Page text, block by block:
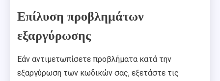
Επίλυση προβλημάτων
εξαργύρωσης
Εάν αντιμετωπίσετε προβλήματα κατά την
εξαργύρωση των κωδικών σας, εξετάστε τις